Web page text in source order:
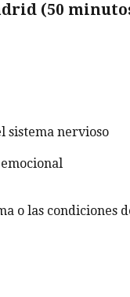
(50
sistema nervioso
o las condiciones